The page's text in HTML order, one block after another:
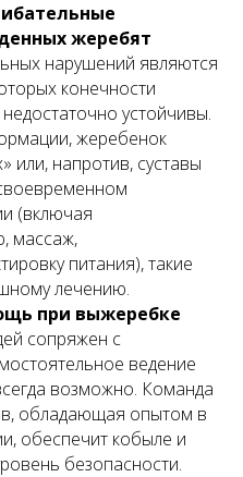
жеребят
нарушений являются
конечности
устойчивы.
жеребенок
или, напротив, суставы
(включая
массаж,
питания), такие
лечению.
при выжеребке
сопряжен с
ведение
возможно. Команда
обладающая опытом в
обеспечит кобыле и
безопасности.